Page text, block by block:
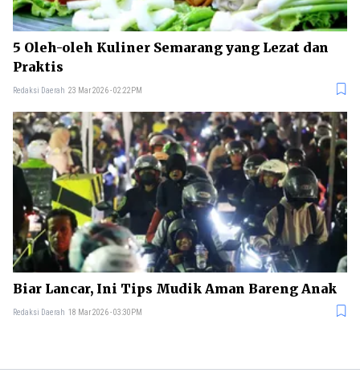
5 Oleh-oleh Kuliner Semarang yang Lezat dan
Praktis
Redaksi Daerah 23 Mar 2026 - 02:22PM
Biar Lancar, Ini Tips Mudik Aman Bareng Anak
Redaksi Daerah 18 Mar 2026 - 03:30PM